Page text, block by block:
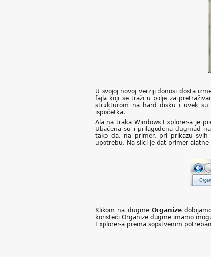
U svojoj novoj verziji donosi dosta
fajla koji se traži u polje za
strukturom na hard disku i uvek su
ispočetka.
Alatna traka Windows Explorer-a je
Ubačena su i prilagođena dugmad
tako da, na primer, pri prikazu svih
upotrebu. Na slici je dat primer alatne
Klikom na dugmeOrganize
koristeći Organize dugme imamo
Explorer-a prema sopstvenim